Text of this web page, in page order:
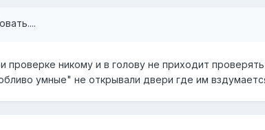
проверке никому и в голову не приходит
умные" не открывали двери где им